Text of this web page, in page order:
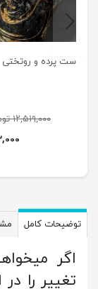
ست پرده و روتختی
۱۲,۵۱۹,۰۰۰ تومان
previus
توضیحات کامل
اگر
تغییر را